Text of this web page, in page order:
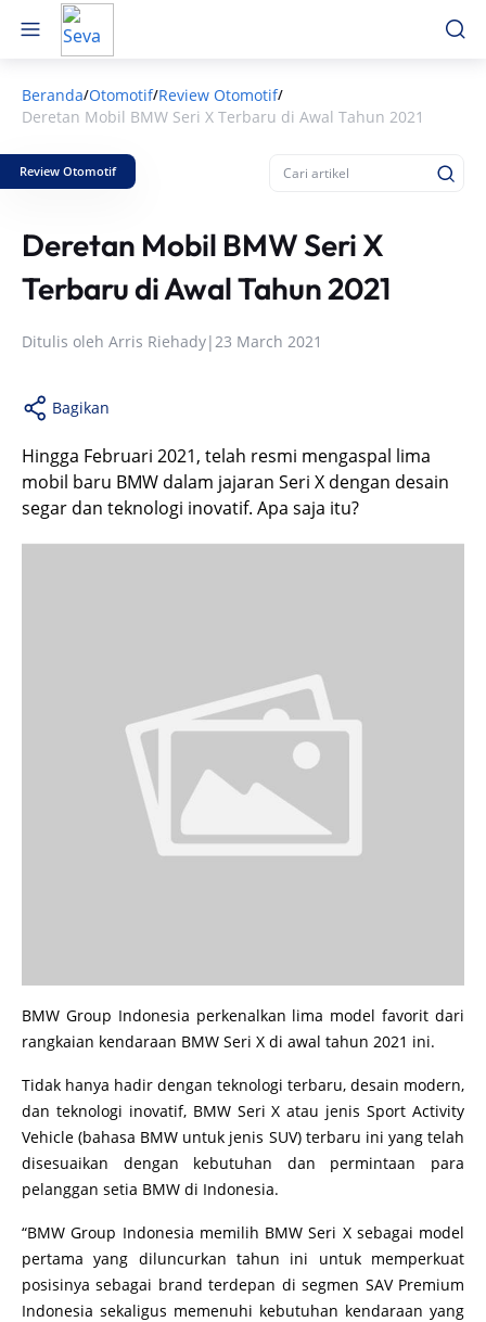
Beranda/Otomotif/Review Otomotif/
Deretan Mobil BMW Seri X Terbaru di Awal Tahun 2021
Review Otomotif
Deretan Mobil BMW Seri X
Terbaru di Awal Tahun 2021
Ditulis oleh Arris Riehady|23 March 2021
Bagikan
Hingga Februari 2021, telah resmi mengaspal lima
mobil baru BMW dalam jajaran Seri X dengan desain
segar dan teknologi inovatif. Apa saja itu?
BMW Group Indonesia perkenalkan lima model favorit dari
rangkaian kendaraan BMW Seri X di awal tahun 2021 ini.
Tidak hanya hadir dengan teknologi terbaru, desain modern,
dan teknologi inovatif, BMW Seri X atau jenis Sport Activity
Vehicle (bahasa BMW untuk jenis SUV) terbaru ini yang telah
disesuaikan dengan kebutuhan dan permintaan para
pelanggan setia BMW di Indonesia.
“BMW Group Indonesia memilih BMW Seri X sebagai model
pertama yang diluncurkan tahun ini untuk memperkuat
posisinya sebagai brand terdepan di segmen SAV Premium
Indonesia sekaligus memenuhi kebutuhan kendaraan yang